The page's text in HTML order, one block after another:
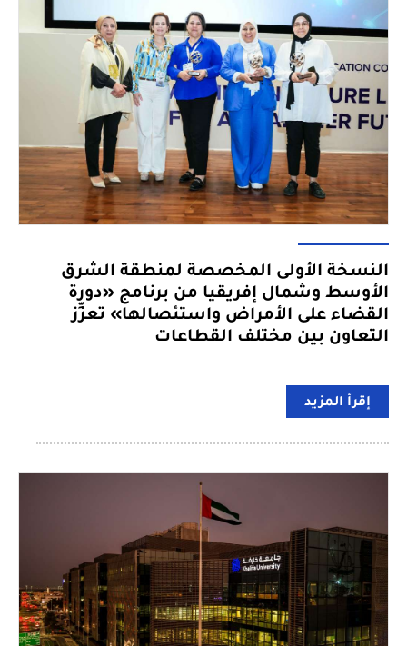
النسخة الأولى المخصصة لمنطقة الشرق
الأوسط وشمال إفريقيا من برنامج «دورة
القضاء على الأمراض واستئصالها» تعزِّز
التعاون بين مختلف القطاعات
إقرأ المزيد